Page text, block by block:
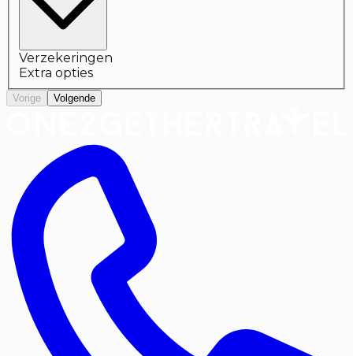
Verzekeringen
Extra opties
Vorige Volgende